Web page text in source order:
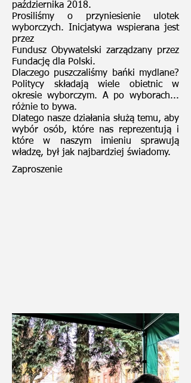
października 2018.
Prosiliśmy o przyniesienie ulotek
wyborczych. Inicjatywa wspierana jest
przez
Fundusz Obywatelski zarządzany przez
Fundację dla Polski.
Dlaczego puszczaliśmy bańki mydlane?
Politycy składają wiele obietnic w
okresie wyborczym. A po wyborach...
różnie to bywa.
Dlatego nasze działania służą temu, aby
wybór osób, które nas reprezentują i
które w naszym imieniu sprawują
władzę, był jak najbardziej świadomy.
Zaproszenie